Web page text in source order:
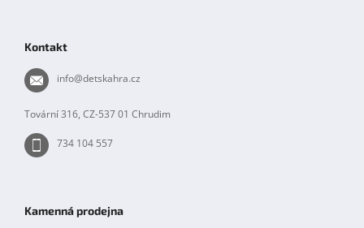
Kontakt
info@detskahra.cz
Tovární 316, CZ-537 01 Chrudim
734 104 557
Kamenná prodejna